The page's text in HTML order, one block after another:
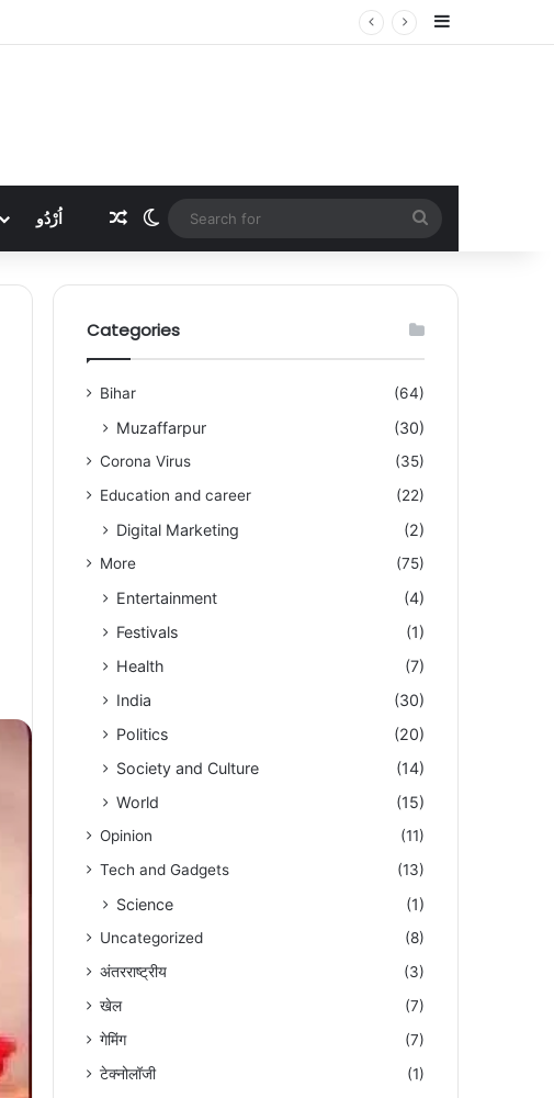
Sidebar
اُرْدُو Random Article
Switch skin
for
Categories
Bihar (64)
Muzaffarpur (30)
Corona Virus
(35)
Education and career
(22)
Digital Marketing (2)
More (75)
Entertainment
(4)
Festivals
(1)
Health
(7)
India
(30)
Politics
(20)
Society and Culture
(14)
World
(15)
Opinion
(11)
Tech and Gadgets
(13)
Science (1)
Uncategorized
(8)
अंतरराष्ट्रीय
(3)
खेल
(7)
गेमिंग
(7)
टेक्नोलॉजी
(1)